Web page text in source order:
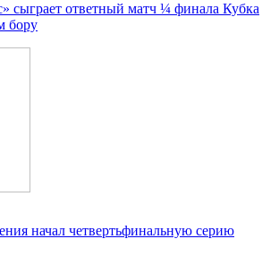
сыграет ответный матч ¼ финала Кубка
бору
начал четвертьфинальную серию